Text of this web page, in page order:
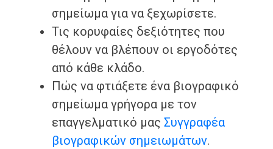
σημείωμα για να ξεχωρίσετε.
Τις κορυφαίες δεξιότητες που
θέλουν να βλέπουν οι εργοδότες
από κάθε κλάδο.
Πώς να φτιάξετε ένα βιογραφικό
σημείωμα γρήγορα με τον
επαγγελματικό μας Συγγραφέα
βιογραφικών σημειωμάτων.